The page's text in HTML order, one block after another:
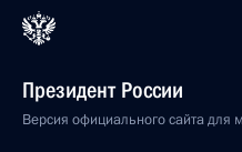
Президент России
Версия официального сайта для